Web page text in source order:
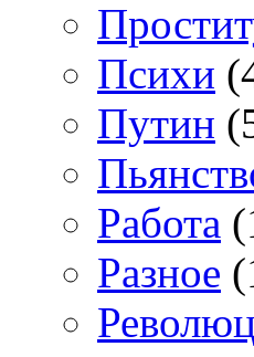
Психи
Путин
Работа
Разное